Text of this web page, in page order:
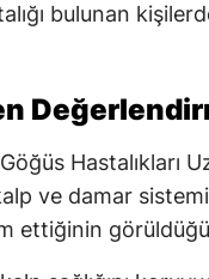
bulunan
Hastalıkları
ve damar
ettiğinin